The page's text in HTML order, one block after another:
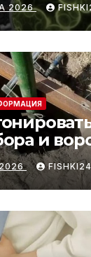
2026
и
FISHKI24